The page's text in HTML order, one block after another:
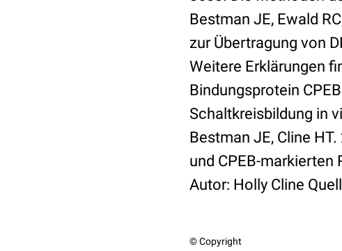
Bestman JE, Ewald
zur Übertragung von
Weitere Erklärungen
Bindungsprotein
Schaltkreisbildung in
Bestman JE, Cline
und CPEB-markierten
Autor: Holly Cline
© Copyright